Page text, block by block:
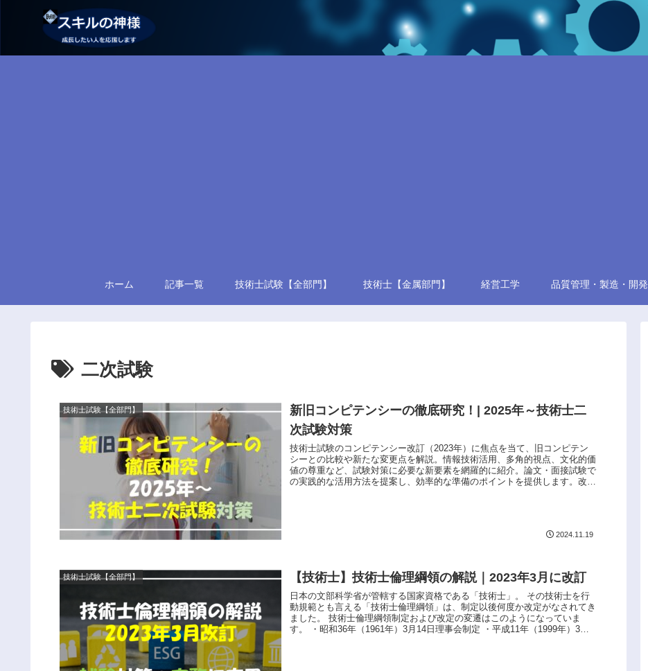
ホーム 記事一覧 技術士試験【全部門】 技術士【金属部門】 経営工学 品質管理・製造・開発
二次試験
技術士試験【全部門】
新旧コンピテンシーの徹底研究！| 2025年～技術士二
次試験対策
技術士試験のコンピテンシー改訂（2023年）に焦点を当て、旧コンピテン
シーとの比較や新たな変更点を解説。情報技術活用、多角的視点、文化的価
値の尊重など、試験対策に必要な新要素を網羅的に紹介。論文・面接試験で
の実践的な活用方法を提案し、効率的な準備のポイントを提供します。改訂
2024.11.19
技術士試験【全部門】 【技術士】技術士倫理綱領の解説｜2023年3月に改訂
日本の文部科学省が管轄する国家資格である「技術士」。 その技術士を行
動規範とも言える「技術士倫理綱領」は、制定以後何度か改定がなされてき
ました。 技術士倫理綱領制定および改定の変遷はこのようになっていま
す。 ・昭和36年（1961年）3月14日理事会制定 ・平成11年（1999年）3月 9